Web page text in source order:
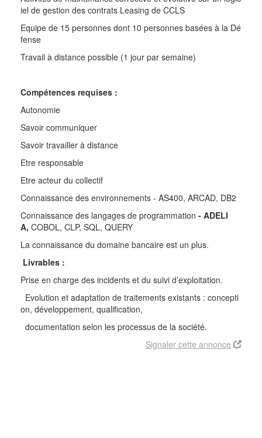
iel de gestion des contrats Leasing de CCLS
Equipe de 15 personnes dont 10 personnes basées à la Dé
fense
Travail à distance possible (1 jour par semaine)
Compétences requises :
Autonomie
Savoir communiquer
Savoir travailler à distance
Etre responsable
Etre acteur du collectif
Connaissance des environnements - AS400, ARCAD, DB2
Connaissance des langages de programmation - ADELI
A, COBOL, CLP, SQL, QUERY
La connaissance du domaine bancaire est un plus.
Livrables :
Prise en charge des incidents et du suivi d’exploitation.
Evolution et adaptation de traitements existants : concepti
on, développement, qualification,
documentation selon les processus de la société.
Signaler cette annonce